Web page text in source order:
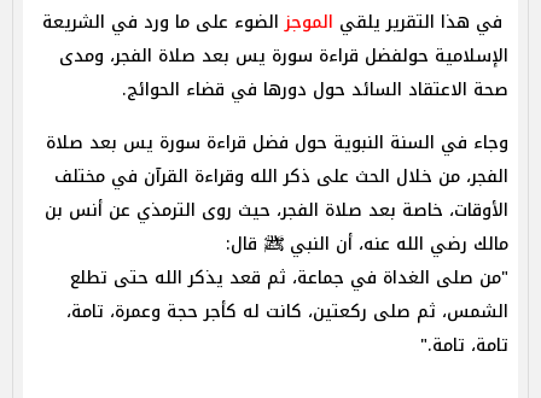
في هذا التقرير يلقي الموجزالضوء على ما ورد في الشريعة
الإسلامية حولفضل قراءة سورة يس بعد صلاة الفجر، ومدى
صحة الاعتقاد السائد حول دورها في قضاء الحوائج.
وجاء في السنة النبوية حول فضل قراءة سورة يس بعد صلاة
الفجر، من خلال الحث على ذكر الله وقراءة القرآن في مختلف
الأوقات، خاصة بعد صلاة الفجر، حيث روى الترمذي عن أنس بن
مالك رضي الله عنه، أن النبي ﷺ قال:
"من صلى الغداة في جماعة، ثم قعد يذكر الله حتى تطلع
الشمس، ثم صلى ركعتين، كانت له كأجر حجة وعمرة، تامة،
تامة، تامة."